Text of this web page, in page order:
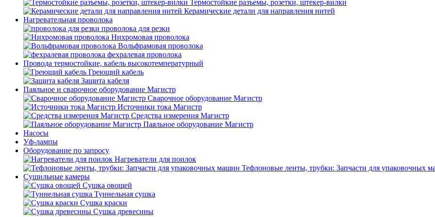
Термостойкие разъемы, розетки, штекер-вилки
Керамические детали для направления нитей
Нагревательная проволока
проволока для резки
Нихромовая проволока
Вольфрамовая проволока
фехралевая проволока
Провода термостойкие, кабель высокотемпературный
Греющий кабель
Защита кабеля
Паяльное и сварочное оборудование Магистр
Сварочное оборудование Магистр
Источники тока Магистр
Средства измерения Магистр
Паяльное оборудование Магистр
Насосы
Уф-лампы
Оборудование по запросу
Нагреватели для поилок
Тефлоновые ленты, трубки: Запчасти для упаковочных
Сушильные камеры
Сушка овощей
Туннельная сушка
Сушка краски
Сушка древесины